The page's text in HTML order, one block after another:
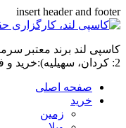
insert header and footer
2: کردان، سهیلیه):خرید و فروش ،رهن و اجاره
صفحه اصلی
خرید
زمین